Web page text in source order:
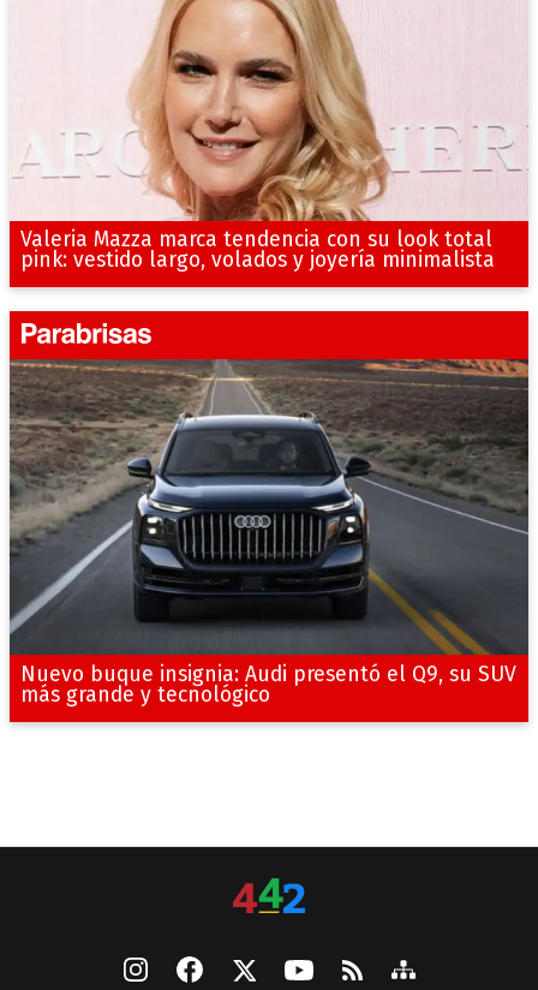
Valeria Mazza marca tendencia con su look total
pink: vestido largo, volados y joyería minimalista
Nuevo buque insignia: Audi presentó el Q9, su SUV
más grande y tecnológico